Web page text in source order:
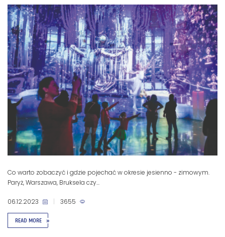
Co warto zobaczyć i gdzie pojechać w okresie jesienno - zimowym.
Paryż, Warszawa, Bruksela czy...
READ MORE »
06.12.2023 3655